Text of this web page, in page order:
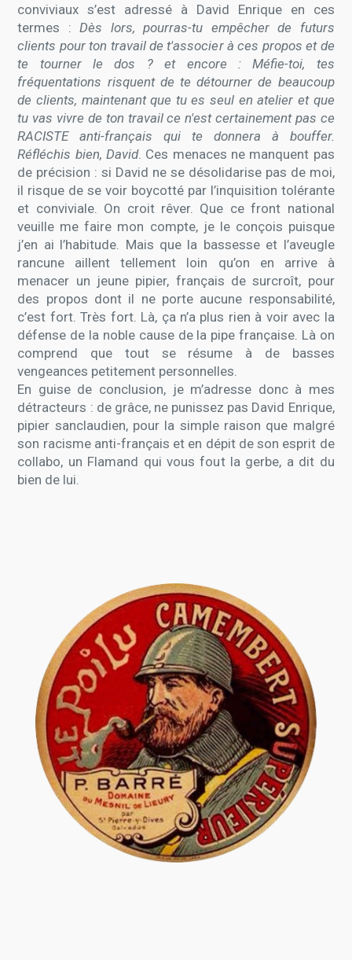
conviviaux s’est adressé à David Enrique en ces
termes :Dès lors, pourras-tu empêcher de futurs
clients pour ton travail de t'associer à ces propos et de
te tourner le dos ? et encore : Méfie-toi, tes
fréquentations risquent de te détourner de beaucoup
de clients, maintenant que tu es seul en atelier et que
tu vas vivre de ton travail ce n'est certainement pas ce
RACISTE anti-français qui te donnera à bouffer.
Réfléchis bien, David. Ces menaces ne manquent pas
de précision : si David ne se désolidarise pas de moi,
il risque de se voir boycotté par l’inquisition tolérante
et conviviale. On croit rêver. Que ce front national
veuille me faire mon compte, je le conçois puisque
j’en ai l’habitude. Mais que la bassesse et l’aveugle
rancune aillent tellement loin qu’on en arrive à
menacer un jeune pipier, français de surcroît, pour
des propos dont il ne porte aucune responsabilité,
c’est fort. Très fort. Là, ça n’a plus rien à voir avec la
défense de la noble cause de la pipe française. Là on
comprend que tout se résume à de basses
vengeances petitement personnelles.
En guise de conclusion, je m’adresse donc à mes
détracteurs : de grâce, ne punissez pas David Enrique,
pipier sanclaudien, pour la simple raison que malgré
son racisme anti-français et en dépit de son esprit de
collabo, un Flamand qui vous fout la gerbe, a dit du
bien de lui.